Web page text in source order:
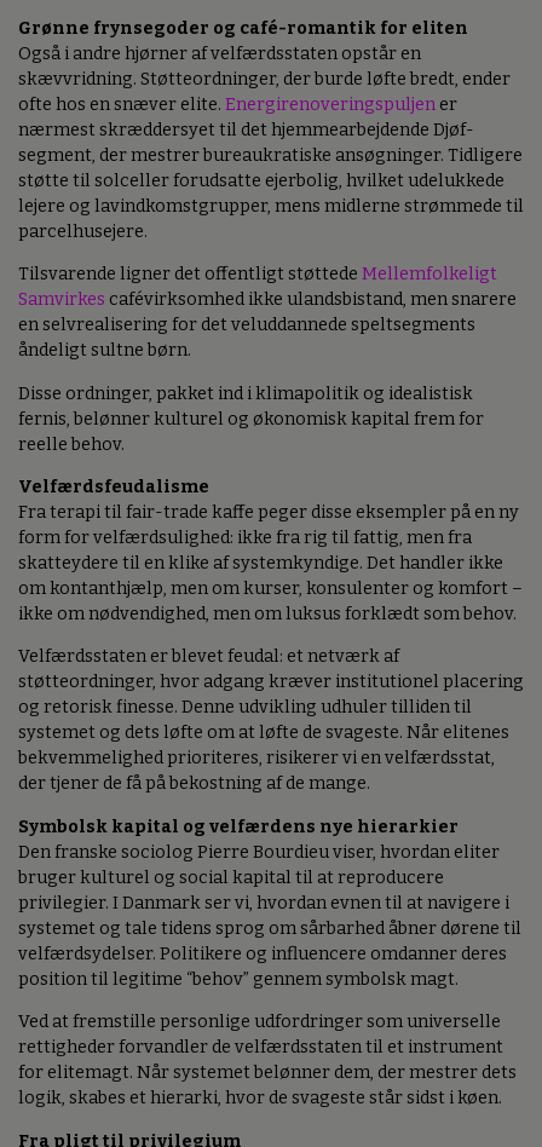
Grønne frynsegoder og café-romantik for eliten
Også i andre hjørner af velfærdsstaten opstår en
skævvridning. Støtteordninger, der burde løfte bredt, ender
ofte hos en snæver elite. Energirenoveringspuljen er
nærmest skræddersyet til det hjemmearbejdende Djøf-
segment, der mestrer bureaukratiske ansøgninger. Tidligere
støtte til solceller forudsatte ejerbolig, hvilket udelukkede
lejere og lavindkomstgrupper, mens midlerne strømmede til
parcelhusejere.
Tilsvarende ligner det offentligt støttede Mellemfolkeligt
Samvirkes cafévirksomhed ikke ulandsbistand, men snarere
en selvrealisering for det veluddannede speltsegments
åndeligt sultne børn.
Disse ordninger, pakket ind i klimapolitik og idealistisk
fernis, belønner kulturel og økonomisk kapital frem for
reelle behov.
Velfærdsfeudalisme
Fra terapi til fair-trade kaffe peger disse eksempler på en ny
form for velfærdsulighed: ikke fra rig til fattig, men fra
skatteydere til en klike af systemkyndige. Det handler ikke
om kontanthjælp, men om kurser, konsulenter og komfort –
ikke om nødvendighed, men om luksus forklædt som behov.
Velfærdsstaten er blevet feudal: et netværk af
støtteordninger, hvor adgang kræver institutionel placering
og retorisk finesse. Denne udvikling udhuler tilliden til
systemet og dets løfte om at løfte de svageste. Når elitenes
bekvemmelighed prioriteres, risikerer vi en velfærdsstat,
der tjener de få på bekostning af de mange.
Symbolsk kapital og velfærdens nye hierarkier
Den franske sociolog Pierre Bourdieu viser, hvordan eliter
bruger kulturel og social kapital til at reproducere
privilegier. I Danmark ser vi, hvordan evnen til at navigere i
systemet og tale tidens sprog om sårbarhed åbner dørene til
velfærdsydelser. Politikere og influencere omdanner deres
position til legitime “behov” gennem symbolsk magt.
Ved at fremstille personlige udfordringer som universelle
rettigheder forvandler de velfærdsstaten til et instrument
for elitemagt. Når systemet belønner dem, der mestrer dets
logik, skabes et hierarki, hvor de svageste står sidst i køen.
Fra pligt til privilegium